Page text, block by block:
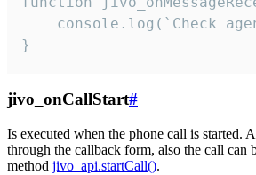
}
jivo_onCallStart#
Is executed when the phone call is started.
through the callback form, also the call can
method jivo_api.startCall().